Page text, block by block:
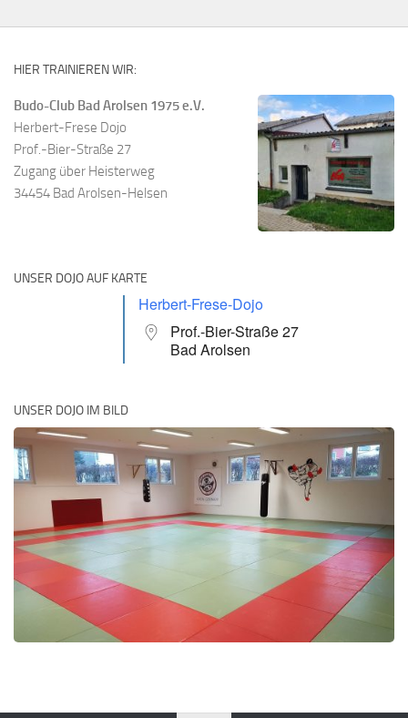
HIER TRAINIEREN WIR:
Budo-Club Bad Arolsen 1975 e.V.
Herbert-Frese Dojo
Prof.-Bier-Straße 27
Zugang über Heisterweg
34454 Bad Arolsen-Helsen
UNSER DOJO AUF KARTE
Herbert-Frese-Dojo
Prof.-Bier-Straße 27
Bad Arolsen
UNSER DOJO IM BILD